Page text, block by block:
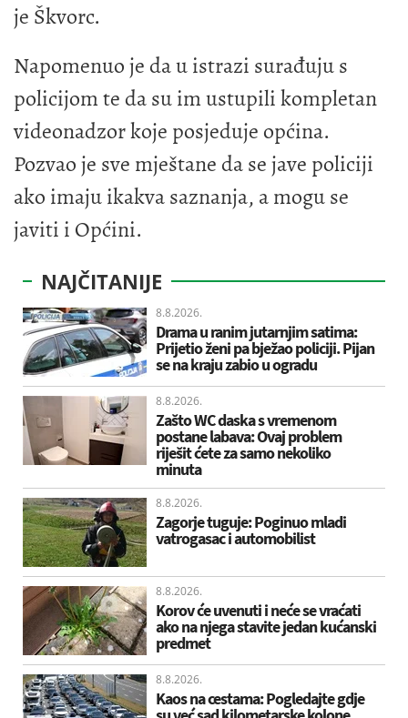
je Škvorc.
Napomenuo je da u istrazi surađuju s
policijom te da su im ustupili kompletan
videonadzor koje posjeduje općina.
Pozvao je sve mještane da se jave policiji
ako imaju ikakva saznanja, a mogu se
javiti i Općini.
NAJČITANIJE
8.8.2026.
Drama u ranim jutarnjim satima:
Prijetio ženi pa bježao policiji. Pijan
se na kraju zabio u ogradu
8.8.2026.
Zašto WC daska s vremenom
postane labava: Ovaj problem
riješit ćete za samo nekoliko
minuta
8.8.2026.
Zagorje tuguje: Poginuo mladi
vatrogasac i automobilist
8.8.2026.
Korov će uvenuti i neće se vraćati
ako na njega stavite jedan kućanski
predmet
8.8.2026.
Kaos na cestama: Pogledajte gdje